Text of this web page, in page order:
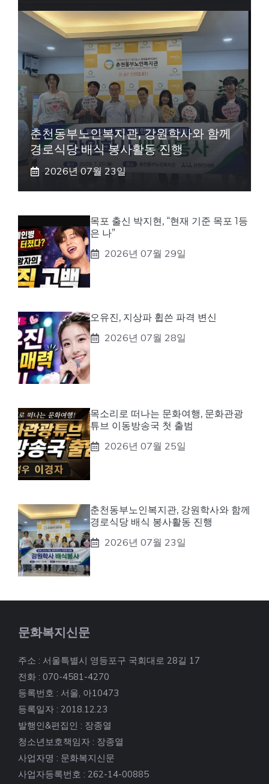
춘천동부노인복지관, 강원학사와 함께
경로식당 배식 봉사활동 진행
2026년 07월 23일
목포 출신 박지현, “현재 기준 목포 1등
은 나”
2026년 07월 29일
오유진, 지상파 휩쓴 파격 변신
2026년 07월 28일
목소리로 떠나는 문화여행, 문화관광
튜브 이동방송국 첫 출범
2026년 07월 25일
춘천동부노인복지관, 강원학사와 함께
경로식당 배식 봉사활동 진행
2026년 07월 23일
문화복지신문
주소 : 서울특별시 영등포구 국회대로 28길 17
전화 : 070-4581-4270
등록번호 : 서울, 아10473
등록일자 : 2018.12.23
발행인&편집인 : 장종열
청소년보호책임자 : 장종열
사업자명 : 문화복지신문
사업자등록번호 : 262-14-00885